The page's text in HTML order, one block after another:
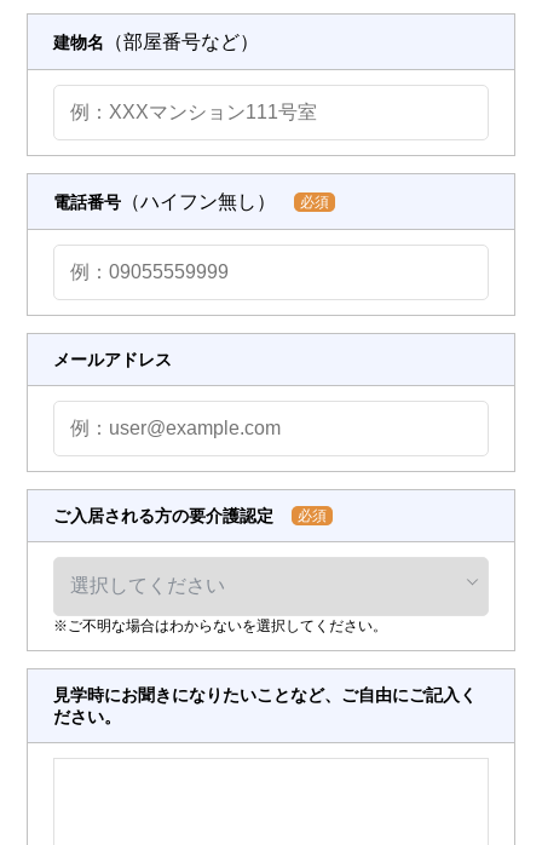
建物名 （部屋番号など）
電話番号（ハイフン無し） 必須
メールアドレス
ご入居される方の要介護認定 必須
※ご不明な場合はわからないを選択してください。
見学時にお聞きになりたいことなど、ご自由にご記入く
ださい。